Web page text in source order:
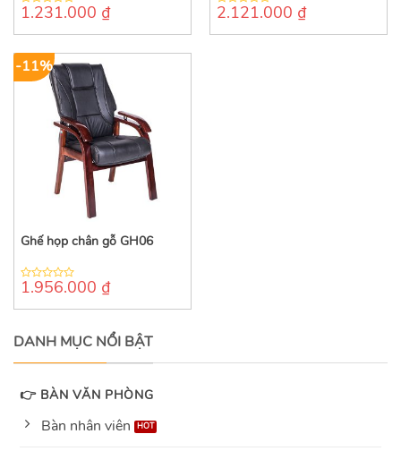
0
of
1.231.000 ₫
0
of
2.121.000 ₫
-11%
Ghế họp chân gỗ GH06
0
of
1.956.000 ₫
DANH MỤC NỔI BẬT
👉 BÀN VĂN PHÒNG
Bàn nhân viên